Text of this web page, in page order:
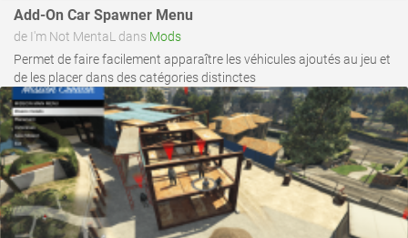
Add-On Car Spawner Menu
de I'm Not MentaL dans Mods
Permet de faire facilement apparaître les véhicules ajoutés au jeu et
de les placer dans des catégories distinctes